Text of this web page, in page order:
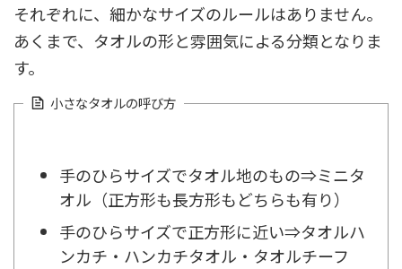
それぞれに、細かなサイズのルールはありません。
あくまで、タオルの形と雰囲気による分類となりま
す。
小さなタオルの呼び方
手のひらサイズでタオル地のもの⇒ミニタ
オル（正方形も長方形もどちらも有り）
手のひらサイズで正方形に近い⇒タオルハ
ンカチ・ハンカチタオル・タオルチーフ